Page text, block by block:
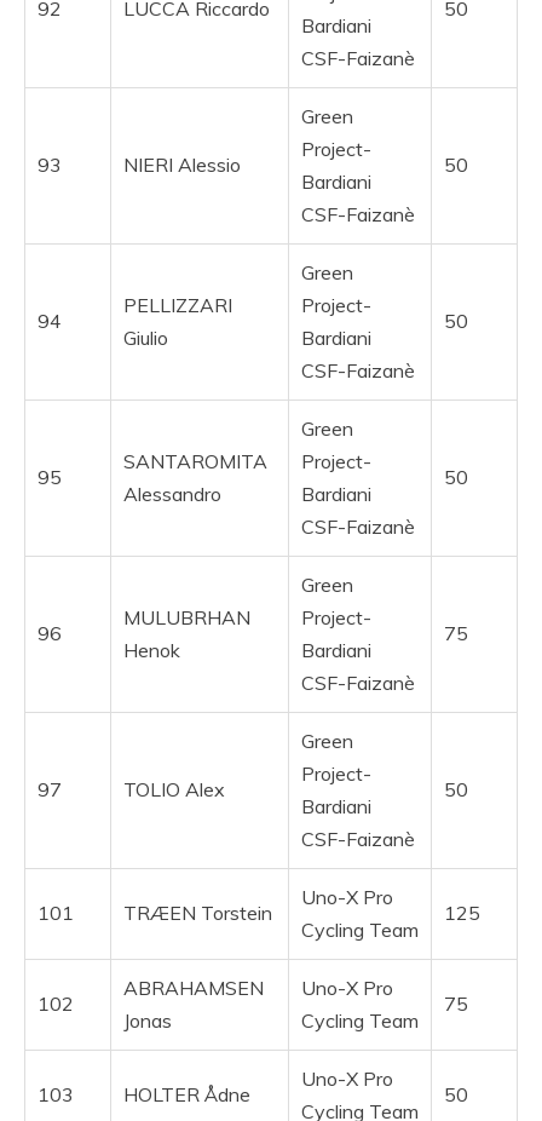
92 LUCCA Riccardo
Bardiani
CSF-Faizanè
50
93 NIERI Alessio
Green
Project-
Bardiani
CSF-Faizanè
50
94
PELLIZZARI
Giulio
Green
Project-
Bardiani
CSF-Faizanè
50
95
SANTAROMITA
Alessandro
Green
Project-
Bardiani
CSF-Faizanè
50
96
MULUBRHAN
Henok
Green
Project-
Bardiani
CSF-Faizanè
75
97 TOLIO Alex
Green
Project-
Bardiani
CSF-Faizanè
50
101 TRÆEN Torstein
Uno-X Pro
Cycling Team
125
102
ABRAHAMSEN
Jonas
Uno-X Pro
Cycling Team
75
103 HOLTER Ådne
Uno-X Pro
Cycling Team
50